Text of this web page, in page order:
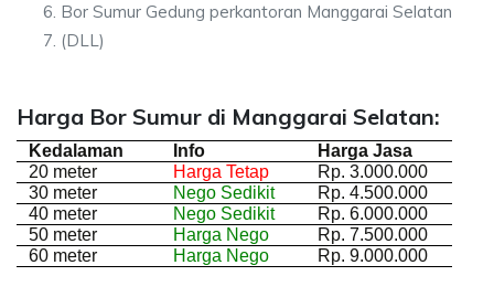
Bor Sumur Gedung perkantoran Manggarai Selatan
(DLL)
Harga Bor Sumur di Manggarai Selatan:
Kedalaman Info
Harga Jasa
20 meter
Harga Tetap
Rp. 3.000.000
30 meter
Nego Sedikit
Rp. 4.500.000
40 meter
Nego Sedikit
Rp. 6.000.000
50 meter
Harga Nego
Rp. 7.500.000
60 meter
Harga Nego Rp. 9.000.000